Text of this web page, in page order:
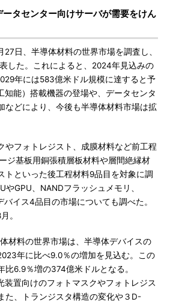
タセンター向けサーバが需要をけん
日、半導体材料の世界市場を調査し、
した。これによると、2024年見込みの
年には583億米ドル規模に達すると予
知能）搭載機器の登場や、データセンタ
などにより、今後も半導体材料市場は拡
フォトレジスト、成膜材料など前工程
ジ基板用銅張積層板材料や層間絶縁材
トといった後工程材料9品目を対象に調
やGPU、NANDフラッシュメモリ、
イス4品目の市場についても調べた。
。
材料の世界市場は、半導体デバイスの
年に比べ9.0％の増加を見込む。この
比6.9％増の374億米ドルとなる。
装置向けのフォトマスクやフォトレジス
た、トランジスタ構造の変化や３D-